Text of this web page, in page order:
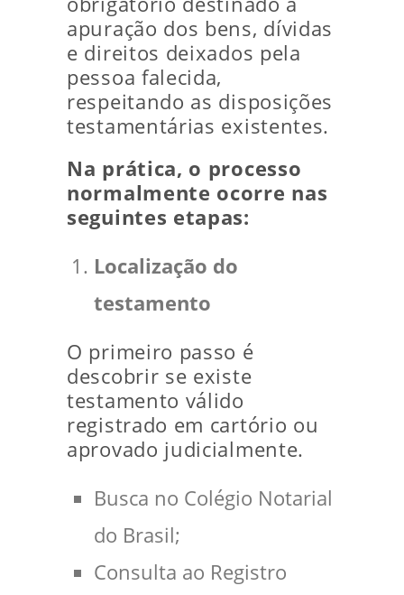
apuração dos bens, dívidas
e direitos deixados pela
pessoa falecida,
respeitando as disposições
testamentárias existentes.
Na prática, o processo
normalmente ocorre nas
seguintes etapas:
Localização do
testamento
O primeiro passo é
descobrir se existe
testamento válido
registrado em cartório ou
aprovado judicialmente.
Busca no Colégio Notarial
do Brasil;
Consulta ao Registro